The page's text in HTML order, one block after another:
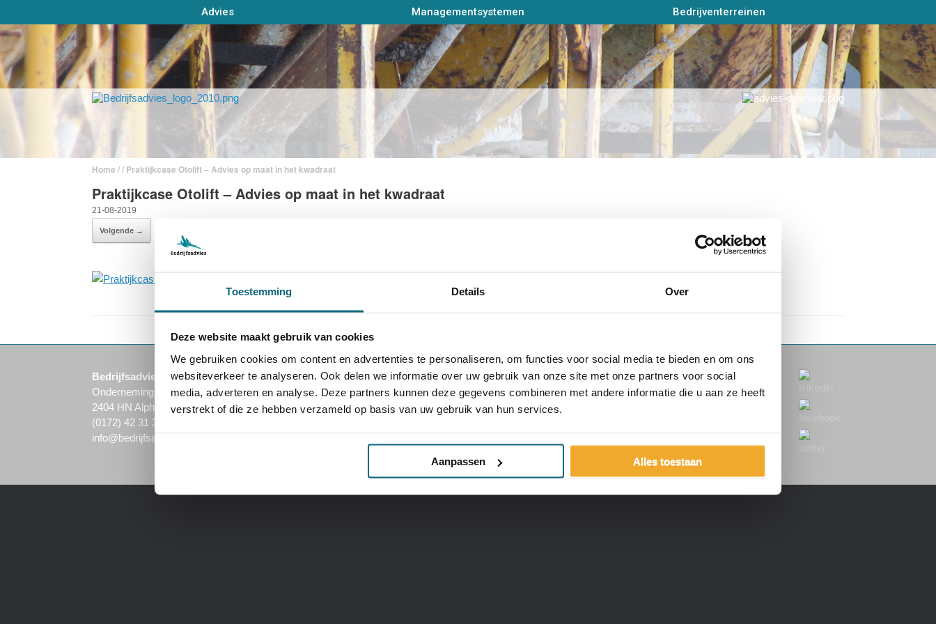
Toestemming Details Over
Deze website maakt gebruik van cookies
We gebruiken cookies om content en advertenties te personaliseren, om functies voor social media te bieden en om ons
websiteverkeer te analyseren. Ook delen we informatie over uw gebruik van onze site met onze partners voor social
media, adverteren en analyse. Deze partners kunnen deze gegevens combineren met andere informatie die u aan ze heeft
verstrekt of die ze hebben verzameld op basis van uw gebruik van hun services.
Aanpassen Alles toestaan
Advies Managementsystemen Bedrijventerreinen
Home / / Praktijkcase Otolift – Advies op maat in het kwadraat
Praktijkcase Otolift – Advies op maat in het kwadraat
21-08-2019
Volgende →
Bedrijfsadvies
Ondernemingsweg 62d
2404 HN Alphen aan den Rijn
(0172) 42 31 30
info@bedrijfsadvies.nu
Home
Over ons
Nieuws
Partner van:
Milieubarometer